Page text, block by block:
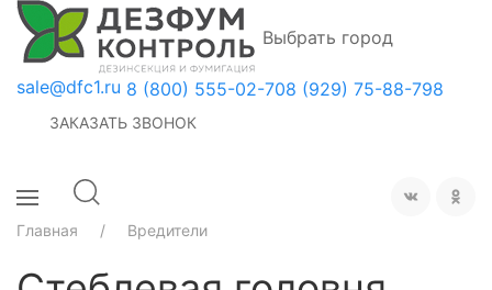
Выбрать город
sale@dfc1.ru 8 (800) 555-02-708 (929) 75-88-798
ЗАКАЗАТЬ ЗВОНОК
Главная Вредители